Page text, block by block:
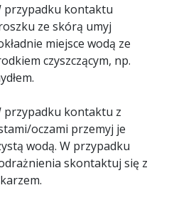
przypadku kontaktu
ze skórą umyj
miejsce wodą ze
czyszczącym, np.
przypadku kontaktu z
oczami przemyj je
wodą. W przypadku
skontaktuj się z